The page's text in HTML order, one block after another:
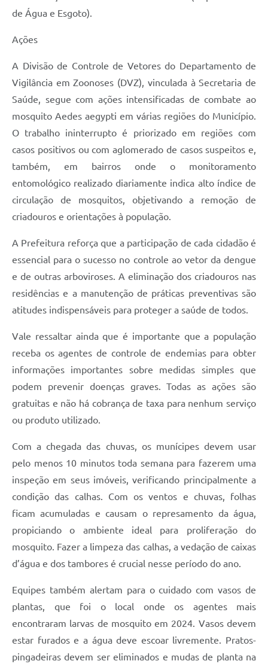
de Água e Esgoto).
Ações
A Divisão de Controle de Vetores do Departamento de
Vigilância em Zoonoses (DVZ), vinculada à Secretaria de
Saúde, segue com ações intensificadas de combate ao
mosquito Aedes aegypti em várias regiões do Município.
O trabalho ininterrupto é priorizado em regiões com
casos positivos ou com aglomerado de casos suspeitos e,
também, em bairros onde o monitoramento
entomológico realizado diariamente indica alto índice de
circulação de mosquitos, objetivando a remoção de
criadouros e orientações à população.
A Prefeitura reforça que a participação de cada cidadão é
essencial para o sucesso no controle ao vetor da dengue
e de outras arboviroses. A eliminação dos criadouros nas
residências e a manutenção de práticas preventivas são
atitudes indispensáveis para proteger a saúde de todos.
Vale ressaltar ainda que é importante que a população
receba os agentes de controle de endemias para obter
informações importantes sobre medidas simples que
podem prevenir doenças graves. Todas as ações são
gratuitas e não há cobrança de taxa para nenhum serviço
ou produto utilizado.
Com a chegada das chuvas, os munícipes devem usar
pelo menos 10 minutos toda semana para fazerem uma
inspeção em seus imóveis, verificando principalmente a
condição das calhas. Com os ventos e chuvas, folhas
ficam acumuladas e causam o represamento da água,
propiciando o ambiente ideal para proliferação do
mosquito. Fazer a limpeza das calhas, a vedação de caixas
d’água e dos tambores é crucial nesse período do ano.
Equipes também alertam para o cuidado com vasos de
plantas, que foi o local onde os agentes mais
encontraram larvas de mosquito em 2024. Vasos devem
estar furados e a água deve escoar livremente. Pratos-
pingadeiras devem ser eliminados e mudas de planta na